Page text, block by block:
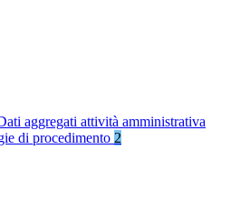
aggregati attività amministrativa
di procedimento 2